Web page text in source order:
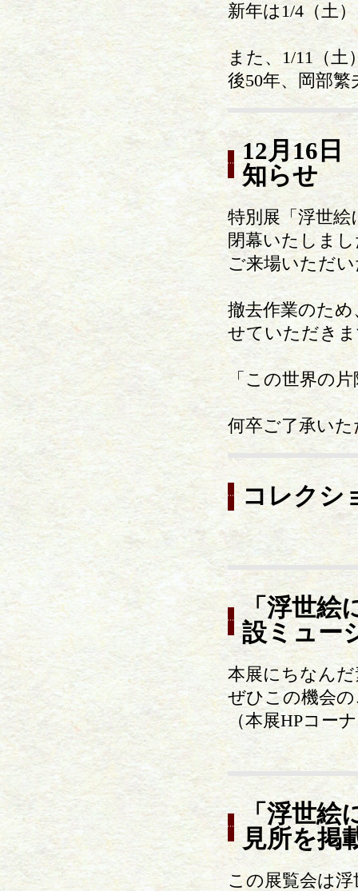
新年は1/4（土
また、1/11（
後50年、岡部
12月16日
知らせ
特別展「浮世
閉幕いたしま
ご来場いただ
撤去作業のため
せていただき
「この世界の
何卒ご了承い
コレクシ
「浮世絵
設ミュー
本展にちなん
ぜひこの機会
（本展HPコー
「浮世
見所を掲
この展覧会は